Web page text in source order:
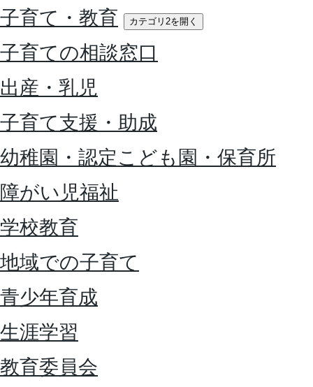
子育て・教育
カテゴリ2を開く
子育ての相談窓口
出産・乳児
子育て支援・助成
幼稚園・認定こども園・保育所
障がい児福祉
学校教育
地域での子育て
青少年育成
生涯学習
教育委員会